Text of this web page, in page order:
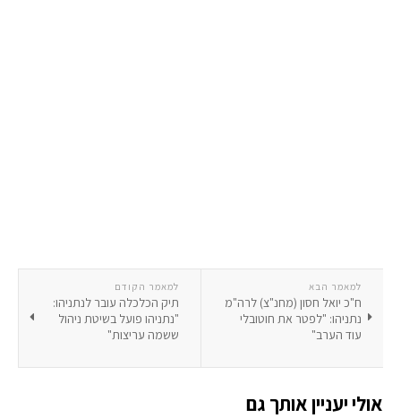
למאמר הקודם
תיק הכלכלה עובר לנתניהו:
"נתניהו פועל בשיטת ניהול
ששמה עריצות"
למאמר הבא
ח"כ יואל חסון (מחנ"צ) לרה"מ
נתניהו: "לפטר את חוטובלי
עוד הערב"
אולי יעניין אותך גם